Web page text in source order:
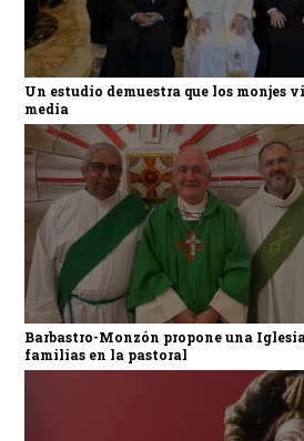
Un estudio demuestra que los monjes
media
Barbastro-Monzón propone una
familias en la pastoral